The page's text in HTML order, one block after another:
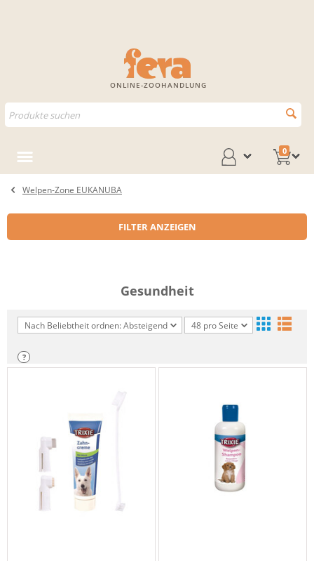
ONLINE-ZOOHANDLUNG
0
Welpen-Zone EUKANUBA
FILTER ANZEIGEN
Gesundheit
Nach Beliebtheit ordnen: Absteigend 48 pro Seite
?